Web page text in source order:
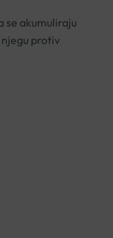
se akumuliraju
protiv